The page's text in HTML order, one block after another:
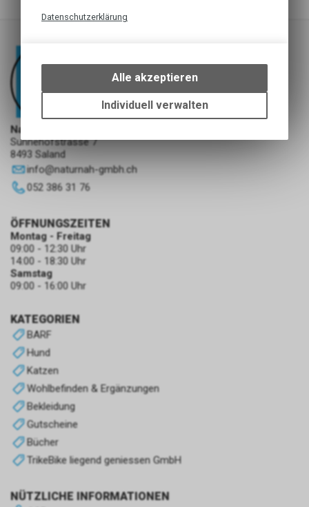
NaturNah GmbH
Sunnehofstrasse 7
8493 Saland
info@naturnah-gmbh.ch
052 386 31 76
KATEGORIEN
BARF
Hund
Katzen
Wohlbefinden & Ergänzungen
Bekleidung
Gutscheine
Bücher
TrikeBike liegend geniessen GmbH
NÜTZLICHE INFORMATIONEN
ÖFFNUNGSZEITEN
Montag - Freitag
09:00 - 12:30 Uhr
14:00 - 18:30 Uhr
Samstag
09:00 - 16:00 Uhr
Datenschutzerklärung
bestimmte Interaktionen und
Einstellungen auf Ihrem Gerät,
um die grundlegenden
Funktionen unseres Online-
dass die gespeicherten Daten
Alle akzeptieren
Individuell verwalten